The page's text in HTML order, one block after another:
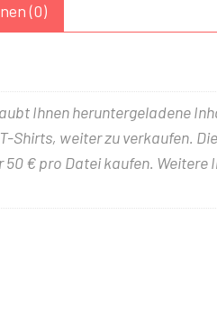
(0)
Ihnen heruntergeladene
Shirts, weiter zu verkaufen.
50 € pro Datei kaufen.